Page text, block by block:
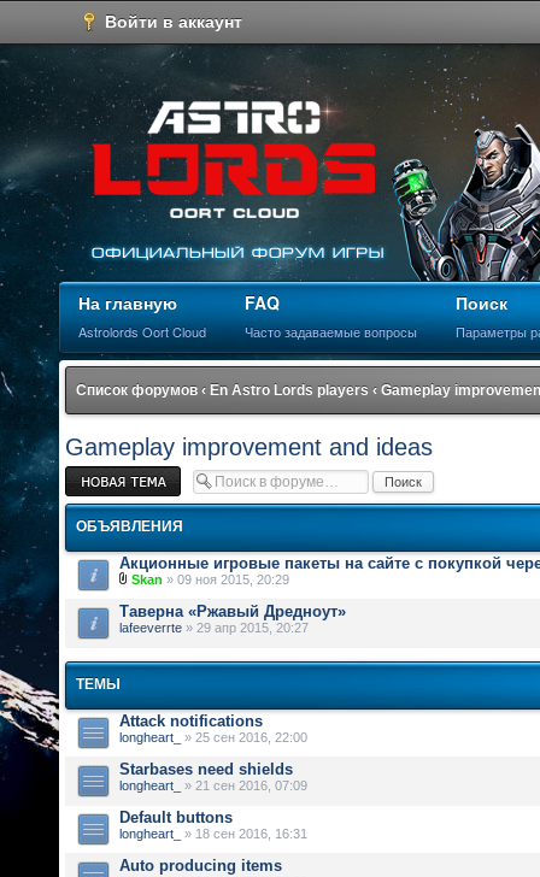
Войти в аккаунт
На главную
Astrolords Oort Cloud
FAQ
Часто задаваемые вопросы
Поиск
Параметры
Список форумов ‹ En Astro Lords players ‹ Gameplay
Gameplay improvement and ideas
Новая тема
ОБЪЯВЛЕНИЯ
Акционные игровые пакеты на сайте с покупкой
Skan » 09 ноя 2015, 20:29
Таверна «Ржавый Дредноут»
lafeeverrte » 29 апр 2015, 20:27
ТЕМЫ
Attack notifications
longheart_ » 25 сен 2016, 22:00
Starbases need shields
longheart_ » 21 сен 2016, 07:09
Default buttons
longheart_ » 18 сен 2016, 16:31
Auto producing items